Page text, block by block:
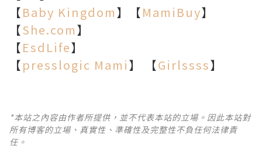
【Baby Kingdom】【MamiBuy】
【She.com】
【EsdLife】
【presslogic Mami】 【Girlssss】
*本站之內容由作者所提供，並不代表本站的立場。因此本站對
所有博客的立場、真實性、準確性及完整性不負任何法律責
任。